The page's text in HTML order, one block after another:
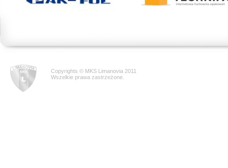
Copyrights © MKS Limanovia 2011
Wszelkie prawa zastrzeżone.